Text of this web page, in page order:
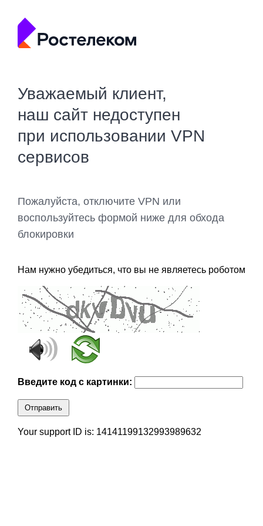
Уважаемый клиент,
наш сайт недоступен
при использовании VPN
сервисов
Пожалуйста, отключите VPN или
воспользуйтесь формой ниже для обхода
блокировки
Нам нужно убедиться, что вы не являетесь роботом
Введите код с картинки:
Отправить
Your support ID is: 14141199132993989632